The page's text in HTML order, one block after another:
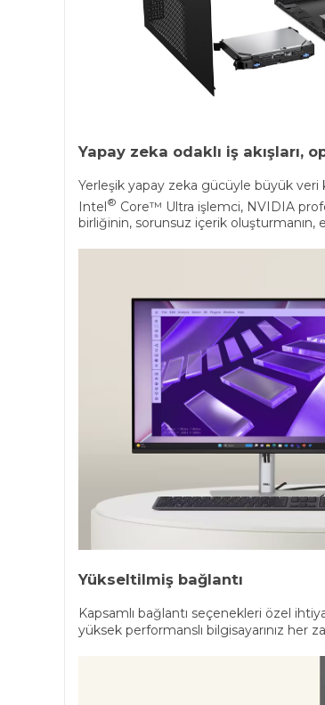
Yapay zeka odaklı iş akışları,
Yerleşik yapay zeka gücüyle büyük
Intel® Core™ Ultra işlemci, NVIDIA
birliğinin, sorunsuz içerik oluşturmanın,
Yükseltilmiş bağlantı
Kapsamlı bağlantı seçenekleri özel
yüksek performanslı bilgisayarınız her